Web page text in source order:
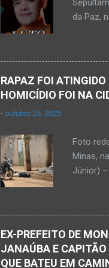
Rosa,
da Paz,
desse
Nardone
Sílvio da
desde
Que o
RAPAZ FOI
HOMICÍDIO FOI NA
-outubro 25, 2025
Foto
Minas,
Júnior)
Serra
Polícia
no
EX-PREFEITO DE
JANAÚBA E CAPITÃO
QUE BATEU EM